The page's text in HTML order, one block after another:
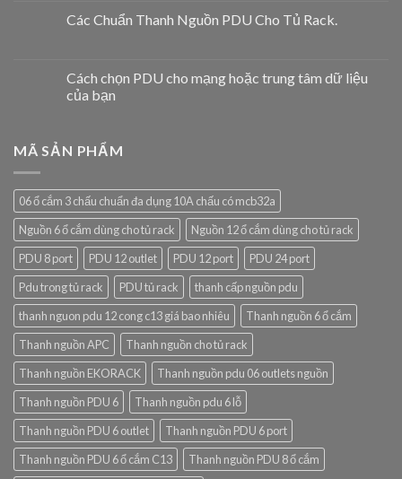
Các Chuẩn Thanh Nguồn PDU Cho Tủ Rack.
Cách chọn PDU cho mạng hoặc trung tâm dữ liệu
của bạn
MÃ SẢN PHẨM
06 ổ cắm 3 chấu chuẩn đa dụng 10A chấu có mcb32a
Nguồn 6 ổ cắm dùng cho tủ rack
Nguồn 12 ổ cắm dùng cho tủ rack
PDU 8 port
PDU 12 outlet PDU 12 port
PDU 24 port
Pdu trong tủ rack
PDU tủ rack
thanh cấp nguồn pdu
thanh nguon pdu 12 cong c13 giá bao nhiêu
Thanh nguồn 6 ổ cắm
Thanh nguồn APC
Thanh nguồn cho tủ rack
Thanh nguồn EKORACK
Thanh nguồn pdu 06 outlets nguồn
Thanh nguồn PDU 6
Thanh nguồn pdu 6 lỗ
Thanh nguồn PDU 6 outlet
Thanh nguồn PDU 6 port
Thanh nguồn PDU 6 ổ cắm C13
Thanh nguồn PDU 8 ổ cắm